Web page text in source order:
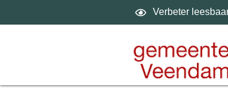
Verbeter